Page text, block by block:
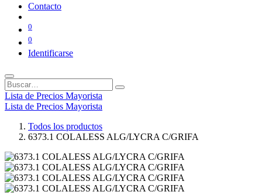
Contacto
0
0
Identificarse
Lista de Precios Mayorista
Lista de Precios Mayorista
Todos los productos
6373.1 COLALESS ALG/LYCRA C/GRIFA